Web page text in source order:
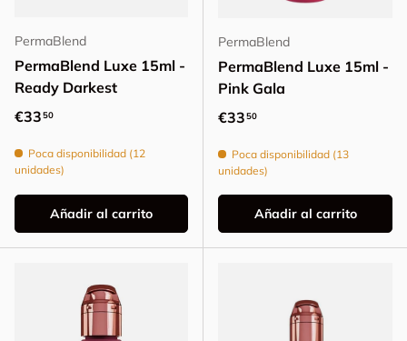
PermaBlend
PermaBlend Luxe 15ml -
Ready Darkest
Precio normal
€3350
Poca disponibilidad (12
unidades)
Añadir al carrito
PermaBlend
PermaBlend Luxe 15ml -
Pink Gala
Precio normal
€3350
Poca disponibilidad (13
unidades)
Añadir al carrito